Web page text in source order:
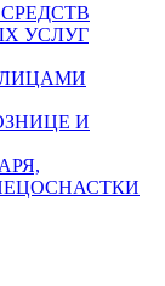
УСЛУГ
И